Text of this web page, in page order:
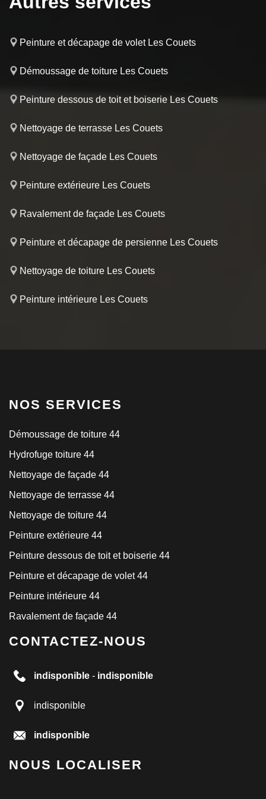
Peinture et décapage de volet Les Couets
Démoussage de toiture Les Couets
Peinture dessous de toit et boiserie Les Couets
Nettoyage de terrasse Les Couets
Nettoyage de façade Les Couets
Peinture extérieure Les Couets
Ravalement de façade Les Couets
Peinture et décapage de persienne Les Couets
Nettoyage de toiture Les Couets
Peinture intérieure Les Couets
NOS SERVICES
Démoussage de toiture 44
Hydrofuge toiture 44
Nettoyage de façade 44
Nettoyage de terrasse 44
Nettoyage de toiture 44
Peinture extérieure 44
Peinture dessous de toit et boiserie 44
Peinture et décapage de volet 44
Peinture intérieure 44
Ravalement de façade 44
CONTACTEZ-NOUS
indisponible - indisponible
indisponible
indisponible
NOUS LOCALISER